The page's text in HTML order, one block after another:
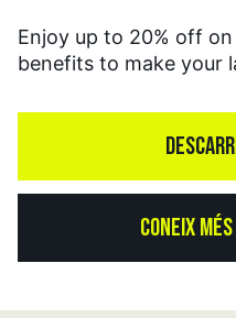
Enjoy up to 20% off
benefits to make your
CONEIX